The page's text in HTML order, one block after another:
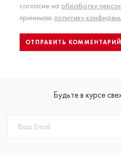
согласие на обработку
принимаю политику
Будьте в курсе